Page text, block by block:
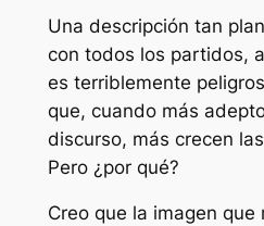
Una descripción tan
con todos los partidos,
es terriblemente
que, cuando más
discurso, más crecen
Pero ¿por qué?
Creo que la imagen que